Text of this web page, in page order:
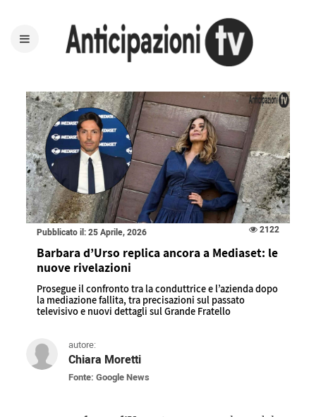
Pubblicato il: 25 Aprile, 2026 2122
Barbara d’Urso replica ancora a Mediaset: le
nuove rivelazioni
Prosegue il confronto tra la conduttrice e l’azienda dopo
la mediazione fallita, tra precisazioni sul passato
televisivo e nuovi dettagli sul Grande Fratello
autore:
Chiara Moretti
Fonte: Google News
Barbara d’Urso replica ancora